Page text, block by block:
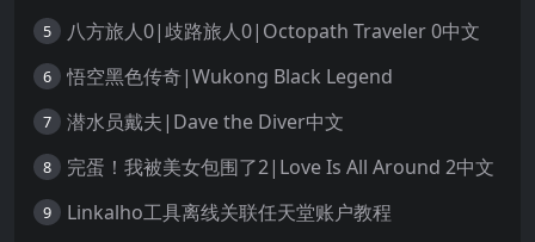
5 八方旅人0|歧路旅人0|Octopath Traveler 0中文
6 悟空黑色传奇|Wukong Black Legend
7 潜水员戴夫|Dave the Diver中文
8 完蛋！我被美女包围了2|Love Is All Around 2中文
9 Linkalho工具离线关联任天堂账户教程